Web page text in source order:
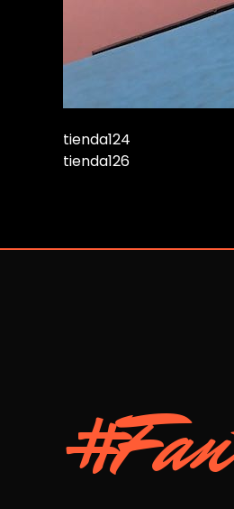
tienda124
tienda126